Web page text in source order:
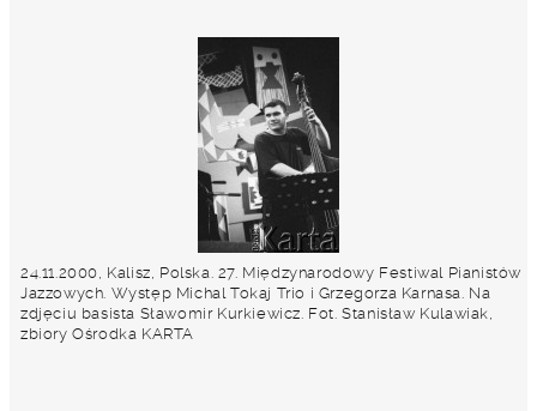
24.11.2000, Kalisz, Polska. 27. Międzynarodowy Festiwal Pianistów
Jazzowych. Występ Michal Tokaj Trio i Grzegorza Karnasa. Na
zdjęciu basista Sławomir Kurkiewicz. Fot. Stanisław Kulawiak,
zbiory Ośrodka KARTA